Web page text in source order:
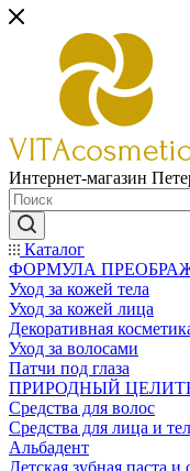
Интернет-магазин
Каталог
ФОРМУЛА
Уход за кожей тела
Уход за кожей лица
Декоративная
Уход за волосами
Патчи под глаза
ПРИРОДНЫЙ
Средства для волос
Средства для лица и
Альбадент
Детская зубная паста и